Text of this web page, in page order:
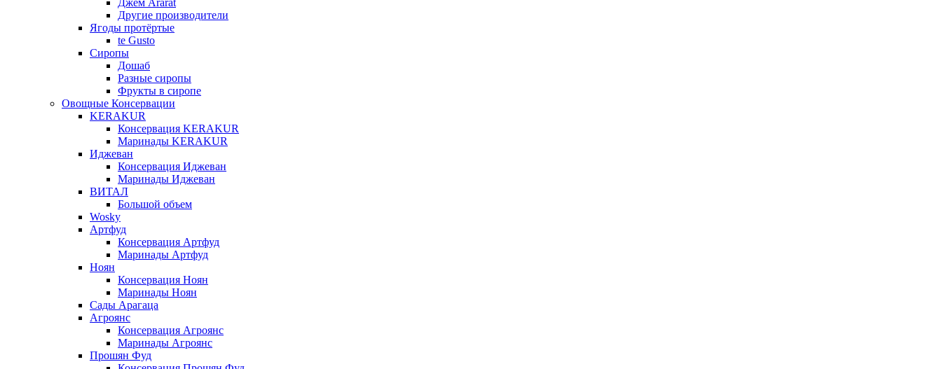
Джем Ararat
Другие производители
Ягоды протёртые
te Gusto
Сиропы
Дошаб
Разные сиропы
Фрукты в сиропе
Овощные Консервации
KERAKUR
Консервация KERAKUR
Маринады KERAKUR
Иджеван
Консервация Иджеван
Маринады Иджеван
ВИТАЛ
Большой объем
Wosky
Артфуд
Консервация Артфуд
Маринады Артфуд
Ноян
Консервация Ноян
Маринады Ноян
Сады Арагаца
Агроянс
Консервация Агроянс
Маринады Агроянс
Прошян Фуд